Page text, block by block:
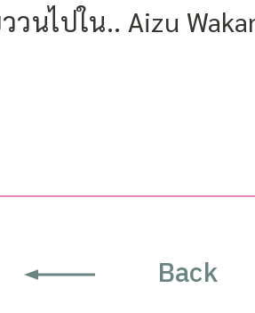
วนไปใน.. Aizu
Back